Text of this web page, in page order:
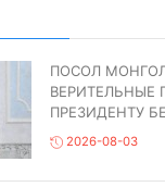
ПОСОЛ
ВЕРИТЕЛЬНЫЕ
ПРЕЗИДЕНТУ
2026-08-03